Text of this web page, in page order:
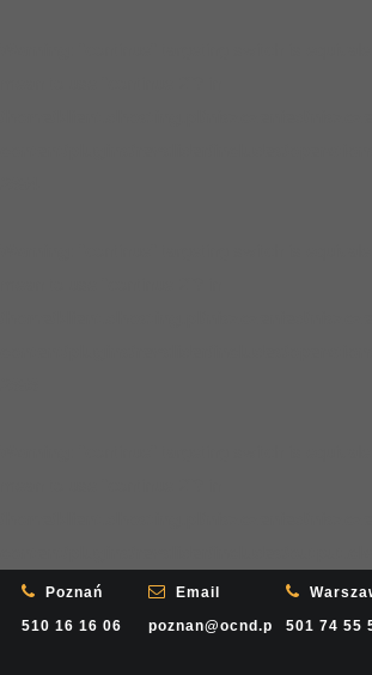
Poznań
510 16 16 06
Email
poznan@ocnd.pl
501 74 55